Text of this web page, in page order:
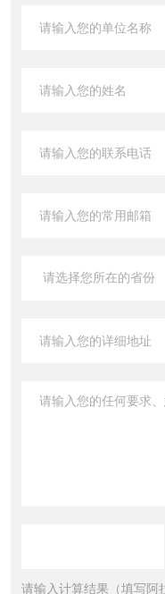
请输入计算结果（填写阿